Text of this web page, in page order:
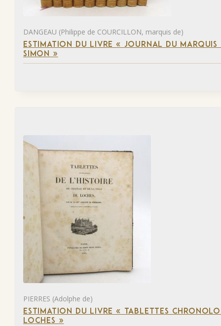
DANGEAU (Philippe de COURCILLON, marquis de)
ESTIMATION DU LIVRE « JOURNAL DU
SIMON »
PIERRES (Adolphe de)
ESTIMATION DU LIVRE « TABLETTES
LOCHES »